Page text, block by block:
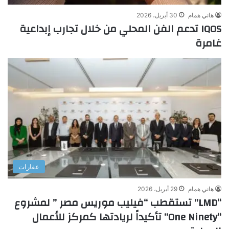
هاني همام 30 أبريل، 2026
IQOS تدعم الفن المحلي من خلال تجارب إبداعية
غامرة
عقارات
هاني همام 29 أبريل، 2026
“LMD” تستقطب “فيليب موريس مصر ” لمشروع
“One Ninety” تأكيداً لريادتها كمركز للأعمال